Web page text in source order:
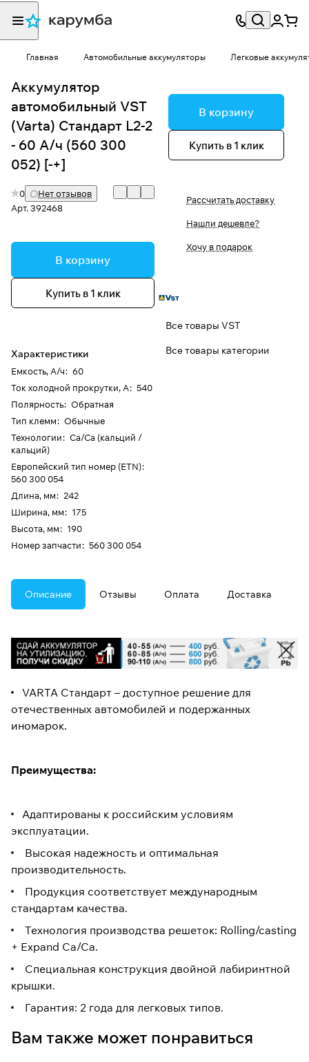
Главная Автомобильные аккумуляторы Легковые
Аккумулятор
автомобильный VST
(Varta) Стандарт L2-2
- 60 А/ч (560 300
052) [-+]
0
Нет отзывов
Арт.392468
В корзину
Купить в 1 клик
Характеристики
Емкость, А/ч: 60
Ток холодной прокрутки, А: 540
Полярность: Обратная
Тип клемм: Обычные
Технологии: Ca/Ca (кальций /
кальций)
Европейский тип номер (ETN):
560 300 054
Длина, мм: 242
Ширина, мм: 175
Высота, мм: 190
Номер запчасти: 560 300 054
В корзину
Купить в 1 клик
Рассчитать доставку
Нашли дешевле?
Хочу в подарок
Все товары VST
Все товары категории
Описание Отзывы Оплата Доставка
VARTA Стандарт – доступное решение для
отечественных автомобилей и подержанных
иномарок.
Преимущества:
Адаптированы к российским условиям
эксплуатации.
Высокая надежность и оптимальная
производительность.
Продукция соответствует международным
стандартам качества.
Технология производства решеток: Rolling/casting
+ Expand Ca/Ca.
Специальная конструкция двойной лабиринтной
крышки.
Гарантия: 2 года для легковых типов.
Вам также может понравиться